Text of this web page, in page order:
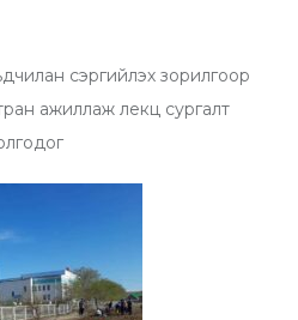
сэргийлэх зорилгоор
ажиллаж лекц сургалт